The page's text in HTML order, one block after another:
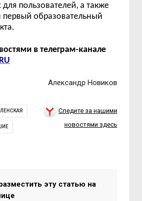
пользователей, а также
первый образовательный
в телеграм-канале
Александр Новиков
Следите за нашими
новостями здесь
эту статью на